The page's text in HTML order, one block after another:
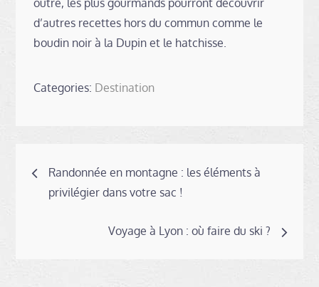
d’autres recettes hors du commun comme le
boudin noir à la Dupin et le hatchisse.
Categories: Destination
Navigation
l’article
Randonnée en montagne : les éléments à
privilégier dans votre sac !
Voyage à Lyon : où faire du ski ?